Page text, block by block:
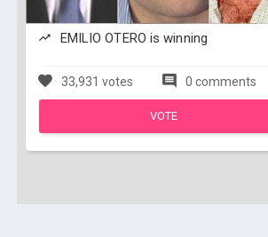
EMILIO OTERO is winning
33,931 votes 0 comments
VOTE